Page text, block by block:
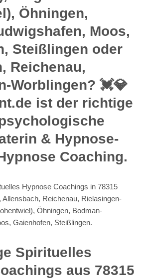
Öhningen,
Moos,
Steißlingen oder
Reichenau,
Worblingen? 💓️💎
ist der richtige
& Hypnose-
Coaching.
Hypnose Coachings in 78315
Allensbach, Reichenau, Rielasingen-
Öhningen, Bodman-
Gaienhofen, Steißlingen.
Spirituelles
aus 78315